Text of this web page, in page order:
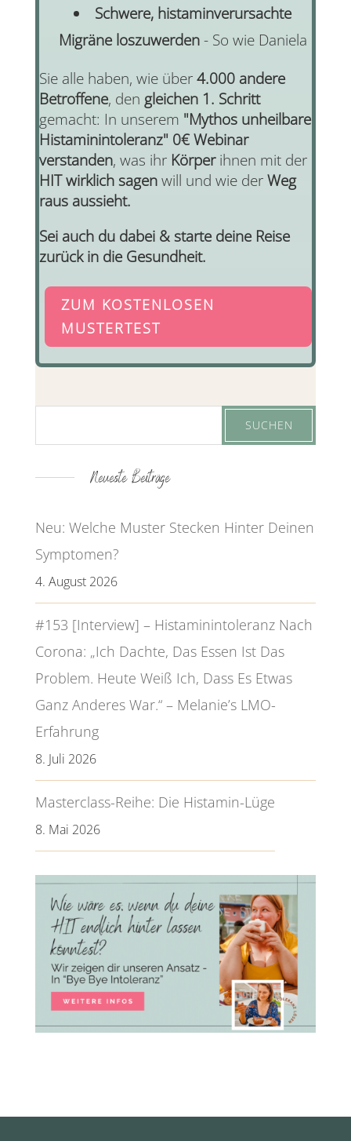
Schwere, histaminverursachte
Migräne loszuwerden- So wie Daniela
Sie alle haben, wie über4.000 andere
Betroffene, den gleichen 1. Schritt
gemacht: In unserem "Mythos unheilbare
Histaminintoleranz" 0€ Webinar
verstanden, was ihr Körperihnen mit der
HIT wirklich sagenwill und wie derWeg
raus aussieht.
Sei auch du dabei & starte deine Reise
zurück in die Gesundheit.
ZUM KOSTENLOSEN
MUSTERTEST
Neueste Beiträge
Neu: Welche Muster Stecken Hinter Deinen
Symptomen?
4. August 2026
#153 [Interview] – Histaminintoleranz Nach
Corona: „Ich Dachte, Das Essen Ist Das
Problem. Heute Weiß Ich, Dass Es Etwas
Ganz Anderes War.“ – Melanie’s LMO-
Erfahrung
8. Juli 2026
Masterclass-Reihe: Die Histamin-Lüge
8. Mai 2026